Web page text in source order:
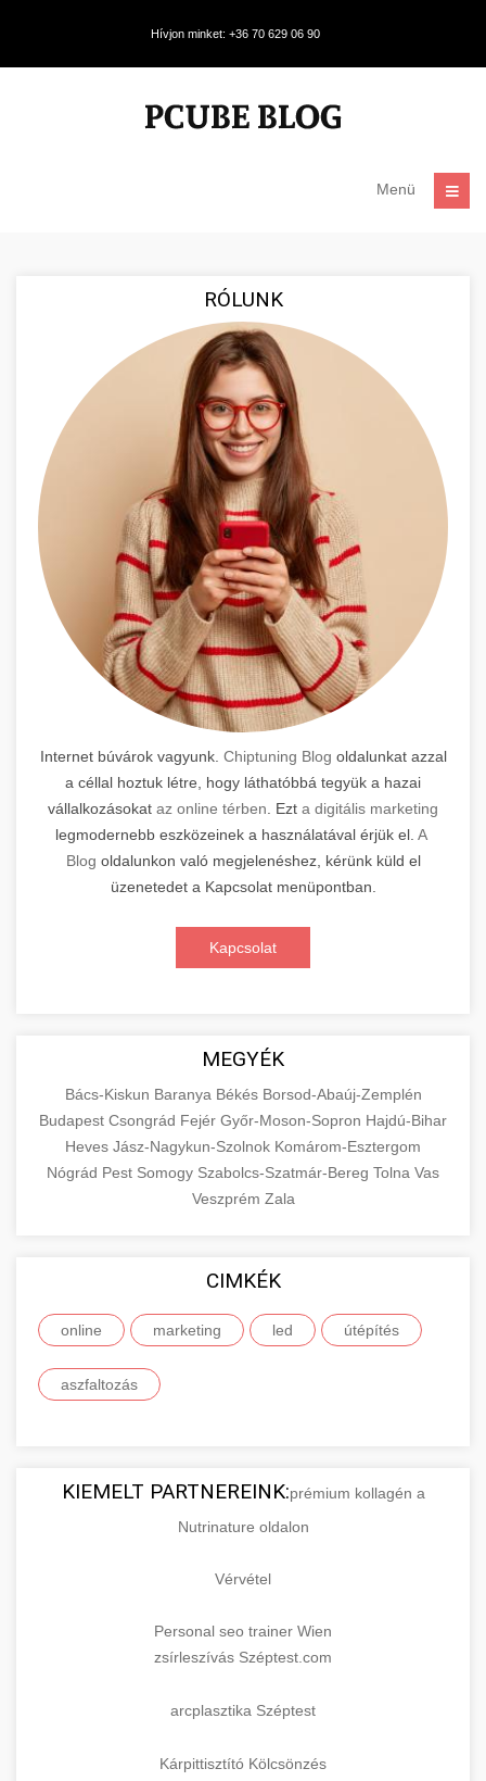
Hívjon minket: +36 70 629 06 90
Menü
RÓLUNK
Internet búvárok vagyunk. Chiptuning Blog oldalunkat azzal
a céllal hoztuk létre, hogy láthatóbbá tegyük a hazai
vállalkozásokat az online térben . Ezt a digitális marketing
legmodernebb eszközeinek a használatával érjük el. A
Blog oldalunkon való megjelenéshez, kérünk küld el
üzenetedet a Kapcsolat menüpontban.
Kapcsolat
MEGYÉK
Bács-Kiskun Baranya Békés Borsod-Abaúj-Zemplén
Budapest Csongrád Fejér Győr-Moson-Sopron Hajdú-Bihar
Heves Jász-Nagykun-Szolnok Komárom-Esztergom
Nógrád Pest Somogy Szabolcs-Szatmár-Bereg Tolna Vas
Veszprém Zala
CIMKÉK
online marketing led útépítés
aszfaltozás
KIEMELT PARTNEREINK:prémium kollagén a
Nutrinature oldalon
Vérvétel
Personal seo trainer Wien
zsírleszívás Széptest.com
arcplasztika Széptest
Kárpittisztító Kölcsönzés